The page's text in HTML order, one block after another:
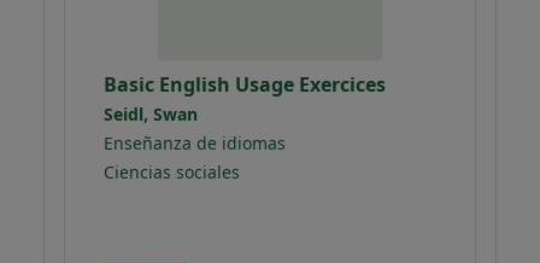
Basic English Usage Exercices
Seidl, Swan
Enseñanza de idiomas
Ciencias sociales